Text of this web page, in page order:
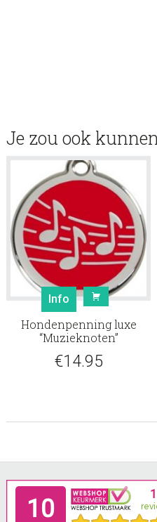
Je zou ook
Info
Hondenpenning luxe
“Muzieknoten”
€14.95
Footer